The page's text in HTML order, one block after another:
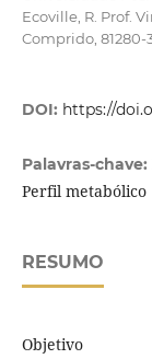
Ecoville, R. Prof.
Comprido, 81280-
DOI: https://
Palavras-chave:
Perfil metabólico
RESUMO
Objetivo